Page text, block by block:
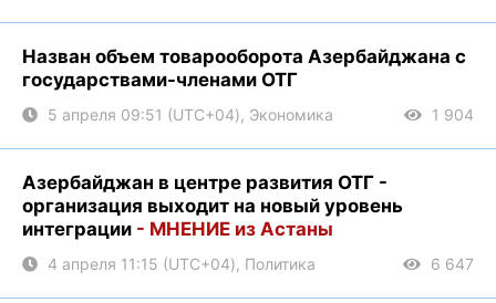
Назван объем товарооборота Азербайджана с
государствами-членами ОТГ
5 апреля 09:51 (UTC+04), Экономика 1 904
Азербайджан в центре развития ОТГ -
организация выходит на новый уровень
интеграции - МНЕНИЕ из Астаны
4 апреля 11:15 (UTC+04), Политика 6 647